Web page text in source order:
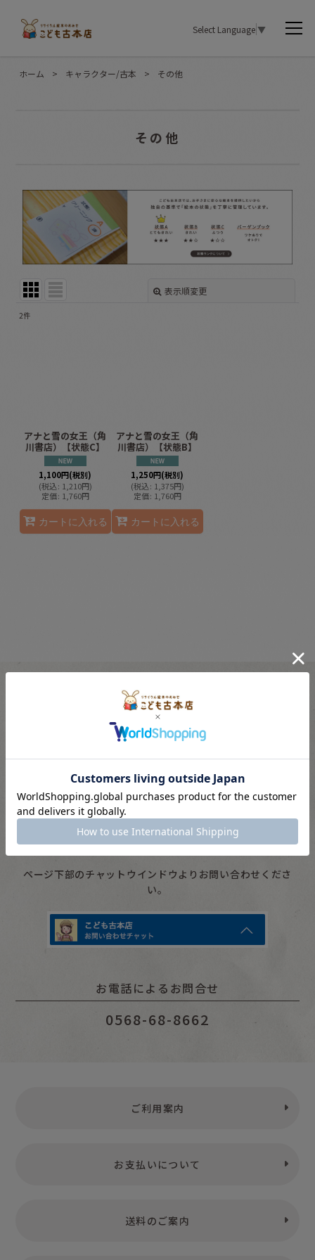
Select Language▼
ホーム > キャラクター/古本 > その他
その他
表示順変更
2件
アナと雪の女王（角
川書店）【状態C】
1,100円(税別)
(税込: 1,210円)
定価: 1,760円
カートに入れる
アナと雪の女王（角
川書店）【状態B】
1,250円(税別)
(税込: 1,375円)
定価: 1,760円
カートに入れる
ご購入に関するご相談やお問い合わせはこちら。
受付
10：00 〜 16：00
※水・土・日・祝は対応をお休みいただいています。
ページ下部のチャットウインドウよりお問い合わせくださ
い。
お電話によるお問合せ
0568-68-8662
ご利用案内
お支払いについて
送料のご案内